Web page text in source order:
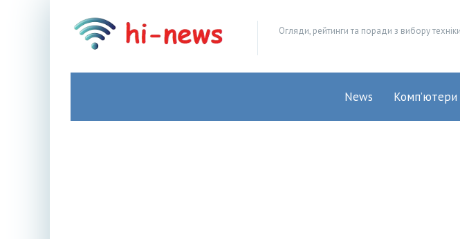
Огляди, рейтинги та поради з вибору
News Комп’ютери